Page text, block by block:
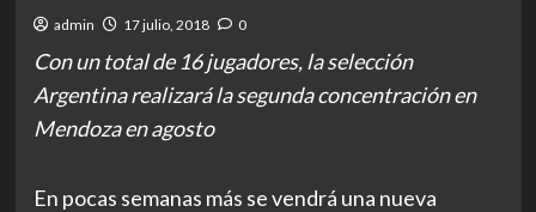
admin 17 julio, 2018 0
Con un total de 16 jugadores, la selección
Argentina realizará la segunda concentración en
Mendoza en agosto
En pocas semanas más se vendrá una nueva